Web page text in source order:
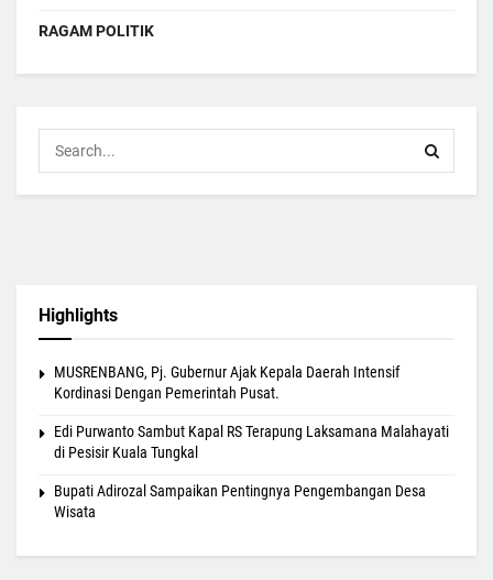
RAGAM POLITIK
Highlights
MUSRENBANG, Pj. Gubernur Ajak Kepala Daerah Intensif
Kordinasi Dengan Pemerintah Pusat.
Edi Purwanto Sambut Kapal RS Terapung Laksamana Malahayati
di Pesisir Kuala Tungkal
Bupati Adirozal Sampaikan Pentingnya Pengembangan Desa
Wisata